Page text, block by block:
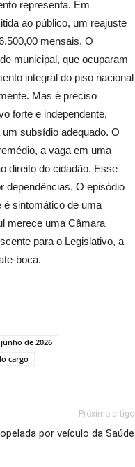
representa. Em
ao público, um reajuste
mensais. O
municipal, que ocuparam
integral do piso nacional
Mas é preciso
forte e independente,
subsídio adequado. O
a vaga em uma
direito do cidadão. Esse
dependências. O episódio
é sintomático de uma
merece uma Câmara
para o Legislativo, a
boca.
de 2026
cargo
Próximo artigo
por veículo da Saúde